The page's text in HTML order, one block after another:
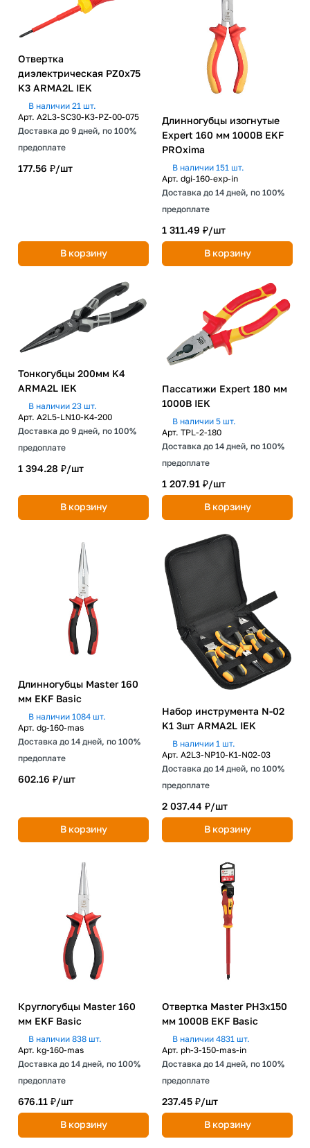
Отвертка
диэлектрическая PZ0х75
K3 ARMA2L IEK
В наличии 21 шт.
Арт. A2L3-SC30-K3-PZ-00-075
Доставка до 9 дней, по 100%
предоплате
177.56 ₽/шт
В корзину
Длинногубцы изогнутые
Expert 160 мм 1000В EKF
PROxima
В наличии 151 шт.
Арт. dgi-160-exp-in
Доставка до 14 дней, по 100%
предоплате
1 311.49 ₽/шт
В корзину
Тонкогубцы 200мм K4
ARMA2L IEK
В наличии 23 шт.
Арт. A2L5-LN10-K4-200
Доставка до 9 дней, по 100%
предоплате
1 394.28 ₽/шт
В корзину
Пассатижи Expert 180 мм
1000В IEK
В наличии 5 шт.
Арт. TPL-2-180
Доставка до 14 дней, по 100%
предоплате
1 207.91 ₽/шт
В корзину
Длинногубцы Master 160
мм EKF Basic
В наличии 1084 шт.
Арт. dg-160-mas
Доставка до 14 дней, по 100%
предоплате
602.16 ₽/шт
В корзину
Набор инструмента N-02
K1 3шт ARMA2L IEK
В наличии 1 шт.
Арт. A2L3-NP10-K1-N02-03
Доставка до 14 дней, по 100%
предоплате
2 037.44 ₽/шт
В корзину
Круглогубцы Master 160
мм EKF Basic
В наличии 838 шт.
Арт. kg-160-mas
Доставка до 14 дней, по 100%
предоплате
676.11 ₽/шт
В корзину
Отвертка Master PH3x150
мм 1000В EKF Basic
В наличии 4831 шт.
Арт. ph-3-150-mas-in
Доставка до 14 дней, по 100%
предоплате
237.45 ₽/шт
В корзину